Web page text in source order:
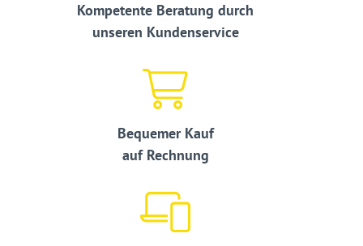
Kompetente Beratung durch
unseren Kundenservice
Bequemer Kauf
auf Rechnung